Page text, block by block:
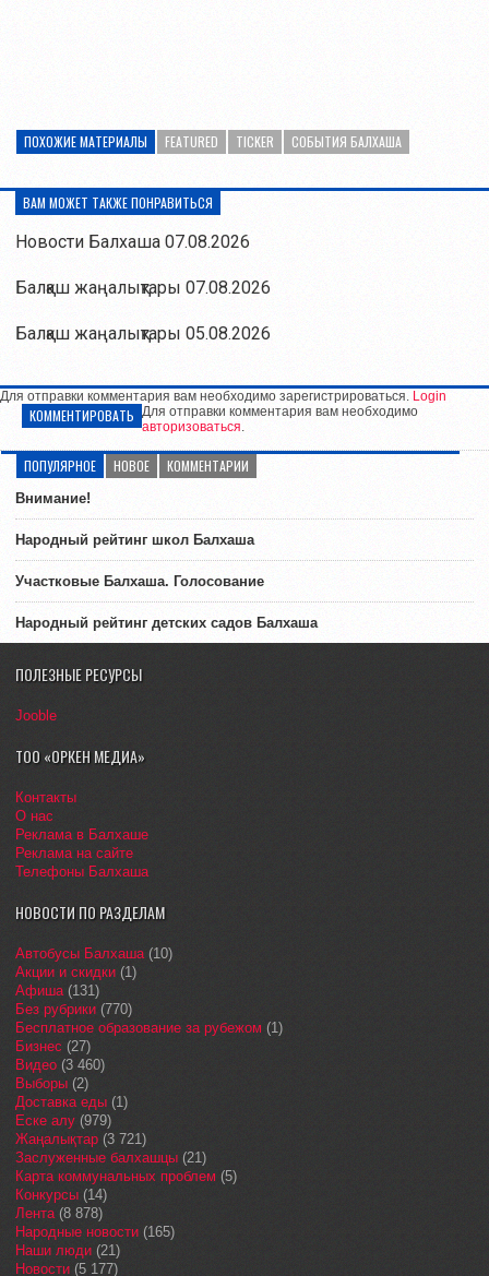
ПОХОЖИЕ МАТЕРИАЛЫ FEATURED TICKER СОБЫТИЯ БАЛХАША
ВАМ МОЖЕТ ТАКЖЕ ПОНРАВИТЬСЯ
Новости Балхаша 07.08.2026
Балқаш жаңалықтары 07.08.2026
Балқаш жаңалықтары 05.08.2026
Для отправки комментария вам необходимо зарегистрироваться. Login
КОММЕНТИРОВАТЬ Для отправки комментария вам необходимо
авторизоваться.
ПОПУЛЯРНОЕ НОВОЕ КОММЕНТАРИИ
Внимание!
Народный рейтинг школ Балхаша
Участковые Балхаша. Голосование
Народный рейтинг детских садов Балхаша
ПОЛЕЗНЫЕ РЕСУРСЫ
Jooble
ТОО «ОРКЕН МЕДИА»
Контакты
О нас
Реклама в Балхаше
Реклама на сайте
Телефоны Балхаша
НОВОСТИ ПО РАЗДЕЛАМ
Автобусы Балхаша(10)
Акции и скидки (1)
Афиша(131)
Без рубрики (770)
Бесплатное образование за рубежом (1)
Бизнес (27)
Видео (3 460)
Выборы (2)
Доставка еды (1)
Еске алу (979)
Жаңалықтар (3 721)
Заслуженные балхашцы (21)
Карта коммунальных проблем (5)
Конкурсы (14)
Лента(8 878)
Народные новости (165)
Наши люди (21)
Новости (5 177)